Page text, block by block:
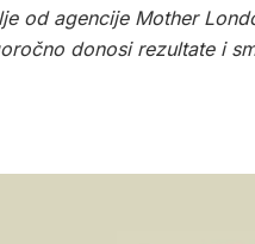
od agencije Mother
donosi rezultate i